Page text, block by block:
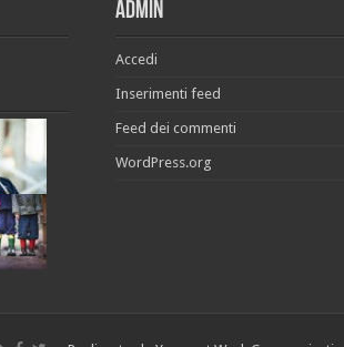
Admin
Accedi
Inserimenti feed
Feed dei commenti
WordPress.org